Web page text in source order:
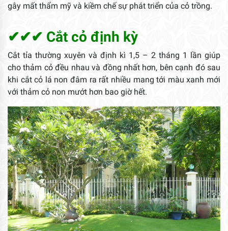
gây mất thẩm mỹ và kiềm chế sự phát triển của cỏ trồng.
✔✔✔ Cắt cỏ định kỳ
Cắt tỉa thường xuyên và định kì 1,5 – 2 tháng 1 lần giúp
cho thảm cỏ đều nhau và đồng nhất hơn, bên cạnh đó sau
khi cắt cỏ lá non đâm ra rất nhiều mang tới màu xanh mới
với thảm cỏ non mướt hơn bao giờ hết.